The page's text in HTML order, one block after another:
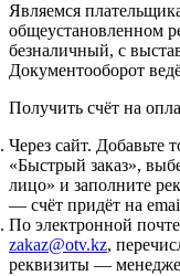
Являемся
общеустановленном
безналичный, с
Документооборот
Получить счёт на
Через сайт. Добавьте
«Быстрый заказ»,
лицо» и заполните
— счёт придёт на
По электронной
zakaz@otv.kz,
реквизиты —